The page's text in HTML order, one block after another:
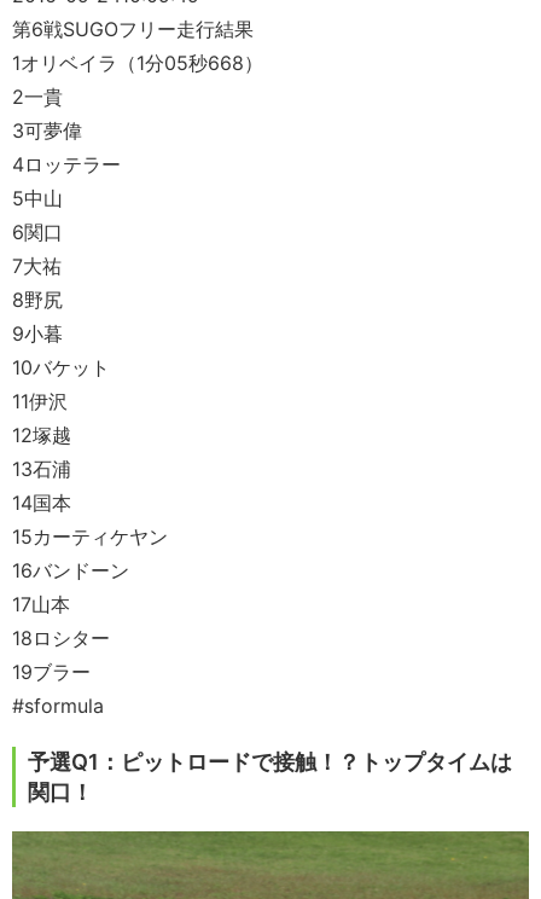
第6戦SUGOフリー走行結果
1オリベイラ（1分05秒668）
2一貴
3可夢偉
4ロッテラー
5中山
6関口
7大祐
8野尻
9小暮
10バケット
11伊沢
12塚越
13石浦
14国本
15カーティケヤン
16バンドーン
17山本
18ロシター
19ブラー
#sformula
予選Q1：ピットロードで接触！？トップタイムは
関口！